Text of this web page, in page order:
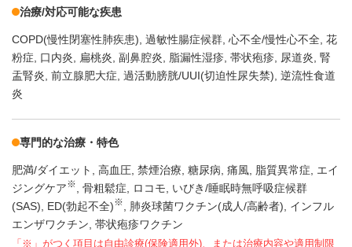
治療/対応可能な疾患
COPD(慢性閉塞性肺疾患) 過敏性腸症候群 心不全/慢性心不全 花
粉症
口内炎 扁桃炎 副鼻腔炎 脂漏性湿疹 帯状疱疹 尿道炎 腎
盂腎炎 前立腺肥大症 過活動膀胱/UUI(切迫性尿失禁) 逆流性食道
炎
専門的な治療・特色
肥満/ダイエット 高血圧 禁煙治療 糖尿病 痛風 脂質異常症
エイ
ジングケア※ 骨粗鬆症 ロコモ
いびき/睡眠時無呼吸症候群
(SAS)
ED(勃起不全)※ 肺炎球菌ワクチン(成人/高齢者)
インフル
エンザワクチン 帯状疱疹ワクチン
「※」がつく項目は自由診療(保険適用外)、または治療内容や適用制限